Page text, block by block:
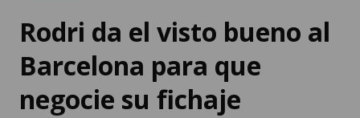
Rodri da el visto bueno al
Barcelona para que
negocie su fichaje